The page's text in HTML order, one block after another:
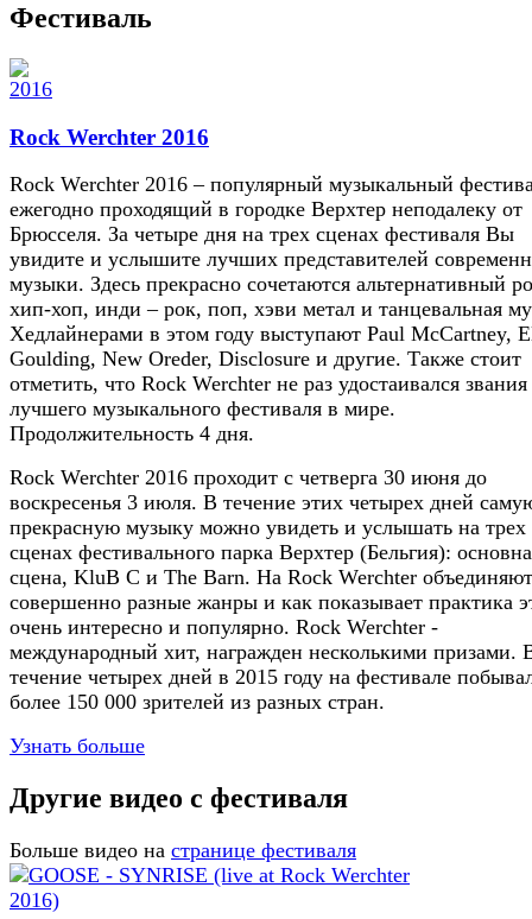
Фестиваль
Rock Werchter 2016
Rock Werchter 2016 – популярный музыкальный
ежегодно проходящий в городке Верхтер неподалеку от
Брюсселя. За четыре дня на трех сценах фестиваля Вы
увидите и услышите лучших представителей
музыки. Здесь прекрасно сочетаются альтернативный
хип-хоп, инди – рок, поп, хэви метал и танцевальная
Хедлайнерами в этом году выступают Paul McCartney,
Goulding, New Oreder, Disclosure и другие. Также стоит
отметить, что Rock Werchter не раз удостаивался звания
лучшего музыкального фестиваля в мире.
Продолжительность 4 дня.
Rock Werchter 2016 проходит с четверга 30 июня до
воскресенья 3 июля. В течение этих четырех дней
прекрасную музыку можно увидеть и услышать на трех
сценах фестивального парка Верхтер (Бельгия):
сцена, KluB C и The Barn. На Rock Werchter
совершенно разные жанры и как показывает практика
очень интересно и популярно. Rock Werchter -
международный хит, награжден несколькими призами.
течение четырех дней в 2015 году на фестивале
более 150 000 зрителей из разных стран.
Узнать больше
Другие видео с фестиваля
Больше видео на странице фестиваля